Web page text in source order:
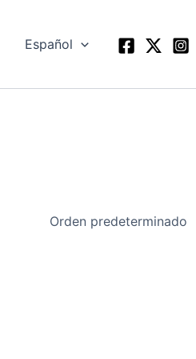
Español